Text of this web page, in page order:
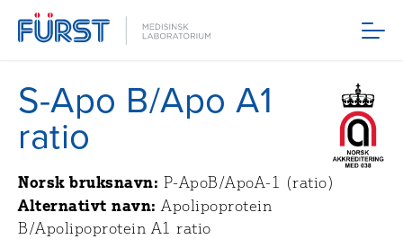
Meny
S-Apo B/Apo A1
ratio
Norsk bruksnavn: P-ApoB/ApoA-1 (ratio)
Alternativt navn: Apolipoprotein
B/Apolipoprotein A1 ratio